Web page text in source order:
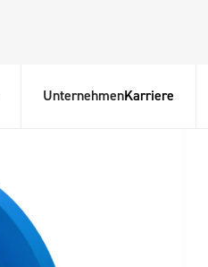
UnternehmenKarriere